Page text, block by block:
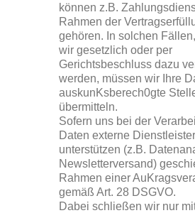
können z.B.
Rahmen der
gehören. In solchen
wir gesetzlich oder per
Gerichtsbeschluss dazu
werden, müssen wir Ihre
auskunKsberech0gte
übermitteln.
Sofern uns bei der
Daten externe Dienstleister
unterstützen (z.B.
Newsletterversand)
Rahmen einer
gemäß Art. 28 DSGVO.
Dabei schließen wir nur